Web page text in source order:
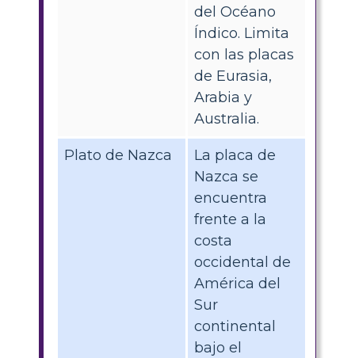
del Océano
Índico. Limita
con las placas
de Eurasia,
Arabia y
Australia.
Plato de Nazca
La placa de
Nazca se
encuentra
frente a la
costa
occidental de
América del
Sur
continental
bajo el